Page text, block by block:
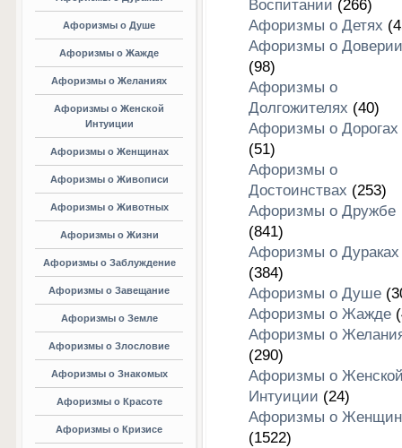
Афоризмы о Душе
Афоризмы о Жажде
Афоризмы о Желаниях
Афоризмы о Женской
Интуиции
Афоризмы о Женщинах
Афоризмы о Живописи
Афоризмы о Животных
Афоризмы о Жизни
Афоризмы о Заблуждение
Афоризмы о Завещание
Афоризмы о Земле
Афоризмы о Злословие
Афоризмы о Знакомых
Афоризмы о Красоте
Афоризмы о Кризисе
Воспитании (266)
Афоризмы о Детях
Афоризмы о Доверии
(98)
Афоризмы о
Долгожителях (40)
Афоризмы о Дорогах
(51)
Афоризмы о
Достоинствах (253)
Афоризмы о Дружбе
(841)
Афоризмы о Дураках
(384)
Афоризмы о Душе
Афоризмы о Жажде
Афоризмы о
(290)
Афоризмы о
Интуиции (24)
Афоризмы о
(1522)